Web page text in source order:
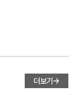
더보기